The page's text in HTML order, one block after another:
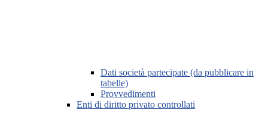
Dati società partecipate (da pubblicare in
tabelle)
Provvedimenti
Enti di diritto privato controllati